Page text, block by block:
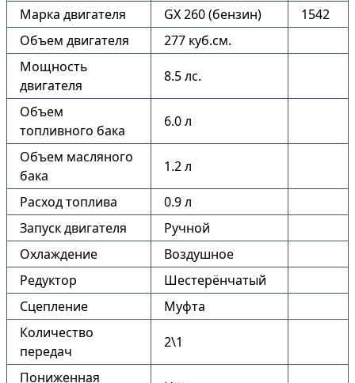
Марка двигателя
GX 260 (бензин)
1542
Объем двигателя
277 куб.см.
Мощность
двигателя
8.5 лс.
Объем
топливного бака
6.0 л
Объем масляного
бака
1.2 л
Расход топлива
0.9 л
Запуск двигателя
Ручной
Охлаждение
Воздушное
Редуктор
Шестерёнчатый
Сцепление
Муфта
Количество
передач
2\1
Пониженная